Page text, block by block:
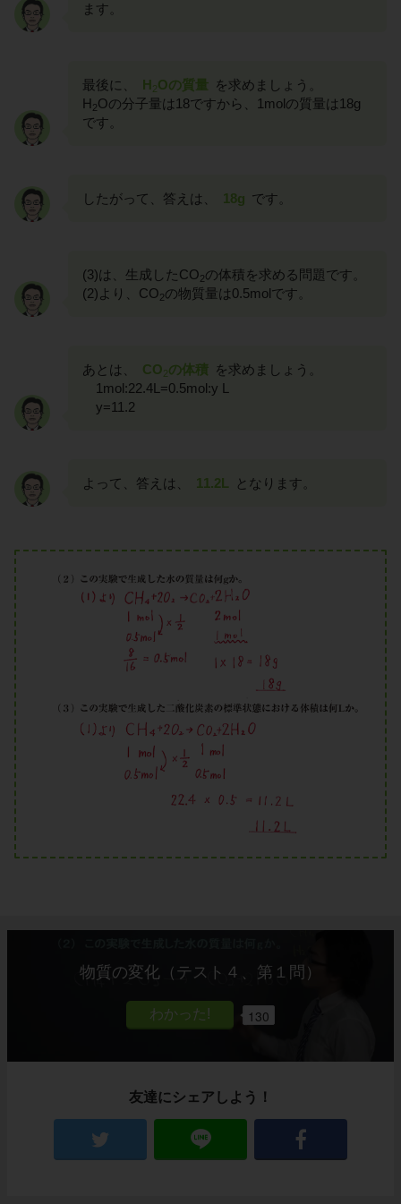
ます。
最後に、 H2Oの質量 を求めましょう。
H2Oの分子量は18ですから、1molの質量は18g
です。
したがって、答えは、 18g です。
(3)は、生成したCO2の体積を求める問題です。
(2)より、CO2の物質量は0.5molです。
あとは、 CO2の体積 を求めましょう。
1mol:22.4L=0.5mol:y L
y=11.2
よって、答えは、 11.2L となります。
物質の変化（テスト４、第１問）
130
友達にシェアしよう！